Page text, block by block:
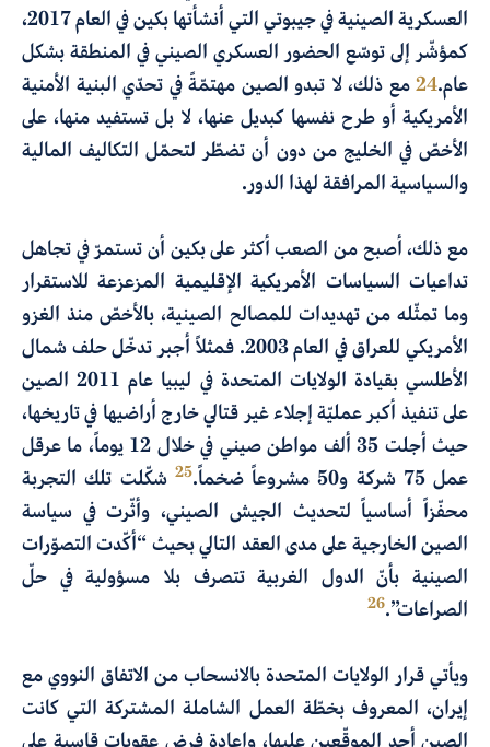
العسكرية الصينية في جيبوتي التي أنشأتها بكين في العام 2017،
كمؤشّر إلى توسّع الحضور العسكري الصيني في المنطقة بشكل
عام.24 مع ذلك، لا تبدو الصين مهتمّةً في تحدّي البنية الأمنية
الأمريكية أو طرح نفسها كبديل عنها، لا بل تستفيد منها، على
الأخصّ في الخليج من دون أن تضطّر لتحمّل التكاليف المالية
والسياسية المرافقة لهذا الدور.
مع ذلك، أصبح من الصعب أكثر على بكين أن تستمرّ في تجاهل
تداعيات السياسات الأمريكية الإقليمية المزعزعة للاستقرار
وما تمثّله من تهديدات للمصالح الصينية، بالأخصّ منذ الغزو
الأمريكي للعراق في العام 2003. فمثلاً أجبر تدخّل حلف شمال
الأطلسي بقيادة الولايات المتحدة في ليبيا عام 2011 الصين
على تنفيذ أكبر عمليّة إجلاء غير قتالي خارج أراضيها في تاريخها،
حيث أجلت 35 ألف مواطن صيني في خلال 12 يوماً، ما عرقل
عمل 75 شركة و50 مشروعاً ضخماً.
25 شكّلت تلك التجربة
محفّزاً أساسياً لتحديث الجيش الصيني، وأثّرت في سياسة
الصين الخارجية على مدى العقد التالي بحيث “أكّدت التصوّرات
الصينية بأنّ الدول الغربية تتصرف بلا مسؤولية في حلّ
الصراعات”.26
ويأتي قرار الولايات المتحدة بالانسحاب من الاتفاق النووي مع
إيران، المعروف بخطّة العمل الشاملة المشتركة التي كانت
الصين أحد الموقّعين عليها، وإعادة فرض عقوبات قاسية على